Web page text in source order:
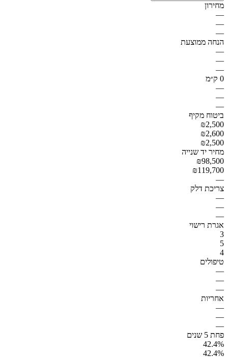
מחירון
—
—
—
הנחה ממוצעת
—
—
—
0 ק״מ
—
—
—
ביטוח מקיף
₪2,500
₪2,600
₪2,500
מחיר יד שנייה
₪98,500
₪119,700
—
צריכת דלק
—
—
—
אגרת רישוי
3
5
4
טיפולים
—
—
—
אחריות
—
—
—
פחת 5 שנים
42.4%
42.4%